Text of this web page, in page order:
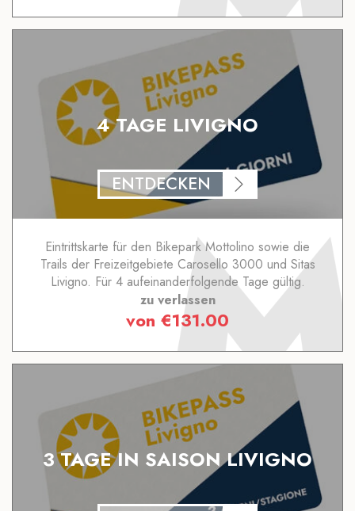
4 TAGE LIVIGNO
ENTDECKEN
Eintrittskarte für den Bikepark Mottolino sowie die
Trails der Freizeitgebiete Carosello 3000 und Sitas
Livigno. Für 4 aufeinanderfolgende Tage gültig.
zu verlassen
von €131.00
3 TAGE IN SAISON LIVIGNO